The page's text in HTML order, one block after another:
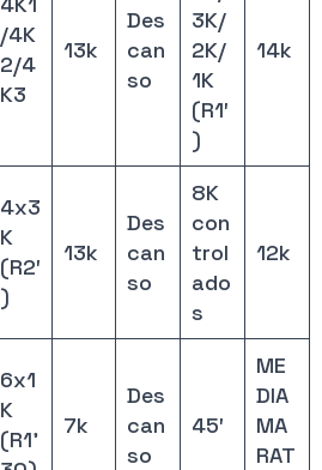
/4K
2/4
K3
13k
Des
can
so
3K/
2K/
1K
(R1′
)
14k
4x3
K
(R2′
)
13k
Des
can
so
8K
con
trol
ado
s
12k
6x1
K
(R1’
7k
Des
can
so
45′
ME
DIA
MA
RAT